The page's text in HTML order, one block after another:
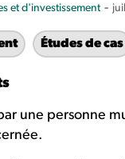
et d'investissement -
Études de cas
une personne